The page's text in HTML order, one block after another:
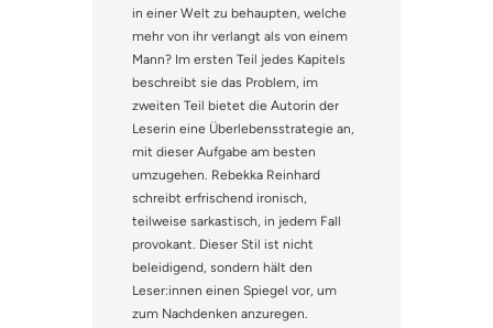
in einer Welt zu behaupten, welche
mehr von ihr verlangt als von einem
Mann? Im ersten Teil jedes Kapitels
beschreibt sie das Problem, im
zweiten Teil bietet die Autorin der
Leserin eine Überlebensstrategie an,
mit dieser Aufgabe am besten
umzugehen. Rebekka Reinhard
schreibt erfrischend ironisch,
teilweise sarkastisch, in jedem Fall
provokant. Dieser Stil ist nicht
beleidigend, sondern hält den
Leser:innen einen Spiegel vor, um
zum Nachdenken anzuregen.